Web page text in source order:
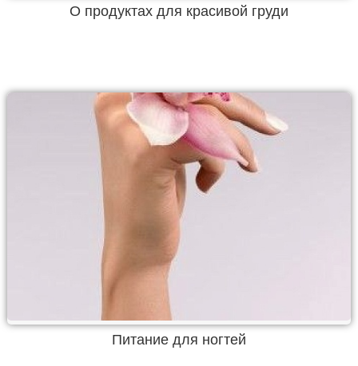
О продуктах для красивой груди
Питание для ногтей